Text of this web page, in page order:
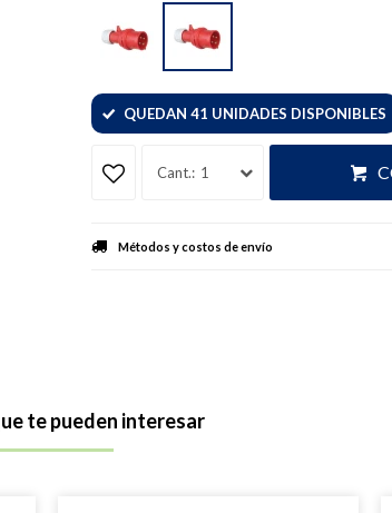
QUEDAN 41 UNIDADES DISPONIBLES
1
Métodos y costos de envío
te pueden interesar